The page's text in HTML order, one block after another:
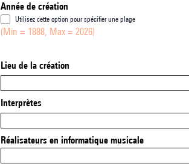
Année de création
Utilisez cette option pour spécifier une plage
(Min = 1888, Max = 2026)
Lieu de la création
Interprètes
Réalisateurs en informatique musicale